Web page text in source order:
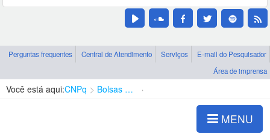
Perguntas frequentes Central de Atendimento Serviços
E-mail do Pesquisador
Área de imprensa
Você está aqui:CNPq Bolsas e Auxílios Vigentes
MENU